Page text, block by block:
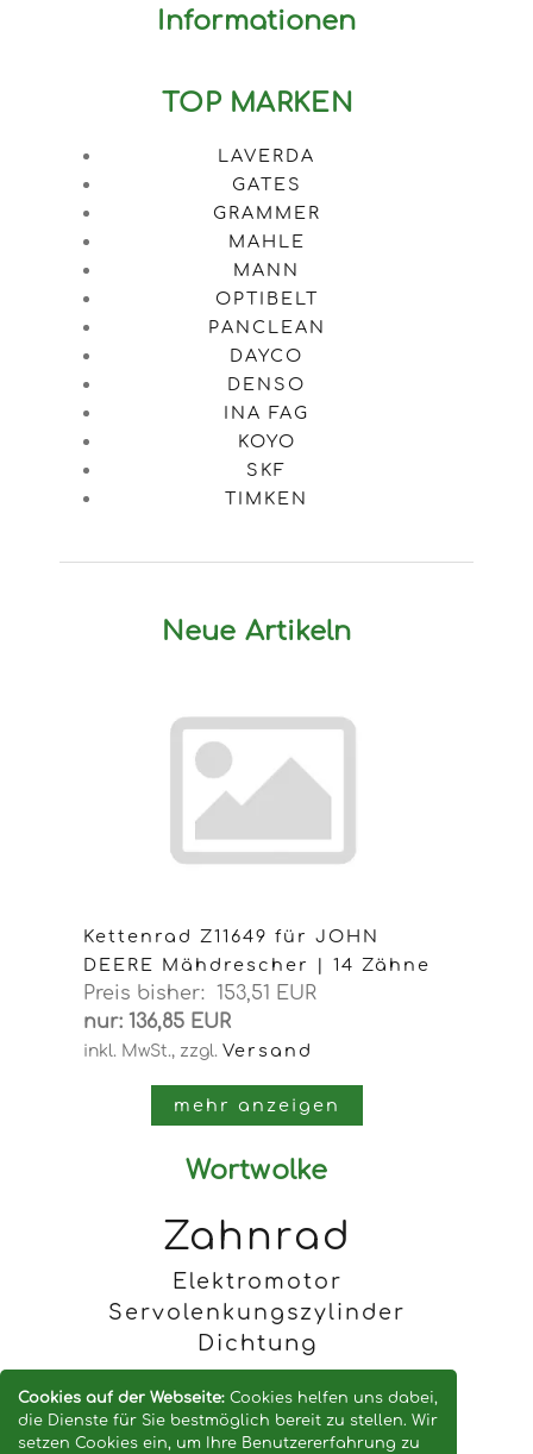
Cookies auf der Webseite:Cookies helfen uns dabei,
die Dienste für Sie bestmöglich bereit zu stellen. Wir
setzen Cookies ein, um Ihre Benutzererfahrung zu
Informationen
TOP MARKEN
LAVERDA
GATES
GRAMMER
MAHLE
MANN
OPTIBELT
PANCLEAN
DAYCO
DENSO
INA FAG
KOYO
SKF
TIMKEN
Neue Artikeln
Kettenrad Z11649 für JOHN
DEERE Mähdrescher | 14 Zähne
Preis bisher: 153,51 EUR
nur: 136,85 EUR
inkl. MwSt., zzgl. Versand
mehr anzeigen
Wortwolke
Zahnrad
Elektromotor
Servolenkungszylinder
Dichtung
Keilriemen